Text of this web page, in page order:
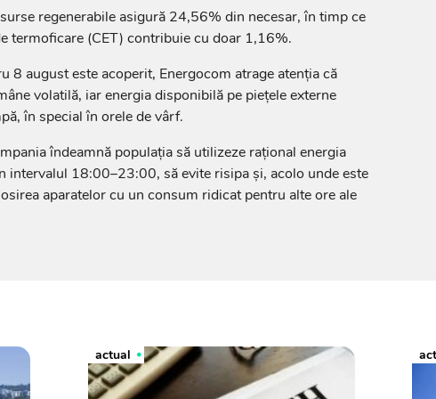
regenerabile asigură 24,56% din necesar, în timp ce
termoficare (CET) contribuie cu doar 1,16%.
8 august este acoperit, Energocom atrage atenția că
volatilă, iar energia disponibilă pe piețele externe
în special în orele de vârf.
îndeamnă populația să utilizeze rațional energia
intervalul 18:00–23:00, să evite risipa și, acolo unde este
aparatelor cu un consum ridicat pentru alte ore ale
actual